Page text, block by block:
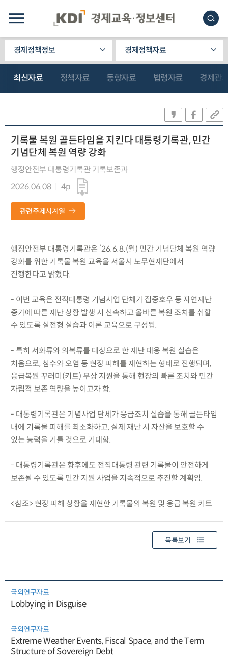
경제정책정보 경제정책자료
최신자료 정책자료 동향자료 법령자료 경제관
기록물 복원 골든타임을 지킨다 대통령기록관, 민간
기념단체 복원 역량 강화
행정안전부 대통령기록관 기록보존과
2026.06.08
4p
관련주제시계열
행정안전부 대통령기록관은 ’26.6.8.(월) 민간 기념단체 복원 역량
강화를 위한 기록물 복원 교육을 서울시 노무현재단에서
진행한다고 밝혔다.
- 이번 교육은 전직대통령 기념사업 단체가 집중호우 등 자연재난
증가에 따른 재난 상황 발생 시 신속하고 올바른 복원 조치를 취할
수 있도록 실전형 실습과 이론 교육으로 구성됨.
- 특히 서화류와 의복류를 대상으로 한 재난 대응 복원 실습은
처음으로, 침수와 오염 등 현장 피해를 재현하는 형태로 진행되며,
응급복원 꾸러미(키트) 무상 지원을 통해 현장의 빠른 조치와 민간
자립적 보존 역량을 높이고자 함.
- 대통령기록관은 기념사업 단체가 응급조치 실습을 통해 골든타임
내에 기록물 피해를 최소화하고, 실제 재난 시 자산을 보호할 수
있는 능력을 기를 것으로 기대함.
- 대통령기록관은 향후에도 전직대통령 관련 기록물이 안전하게
보존될 수 있도록 민간 지원 사업을 지속적으로 추진할 계획임.
<참조> 현장 피해 상황을 재현한 기록물의 복원 및 응급 복원 키트
목록보기
국외연구자료
Lobbying in Disguise
국외연구자료
Extreme Weather Events, Fiscal Space, and the Term
Structure of Sovereign Debt